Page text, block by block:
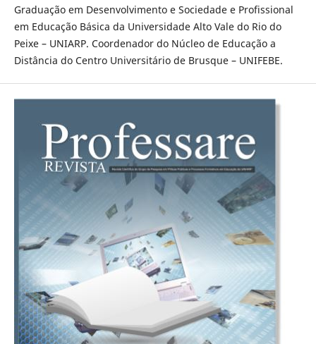
Graduação em Desenvolvimento e Sociedade e Profissional
em Educação Básica da Universidade Alto Vale do Rio do
Peixe – UNIARP. Coordenador do Núcleo de Educação a
Distância do Centro Universitário de Brusque – UNIFEBE.